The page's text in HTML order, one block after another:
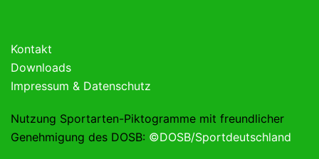
Kontakt
Downloads
Impressum & Datenschutz
Nutzung Sportarten-Piktogramme mit freundlicher
Genehmigung des DOSB: ©DOSB/Sportdeutschland